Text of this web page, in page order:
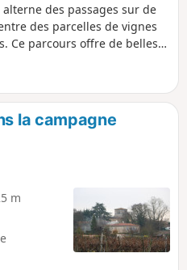
des passages sur de
des parcelles de vignes
Ce parcours offre de belles
la campagne
m